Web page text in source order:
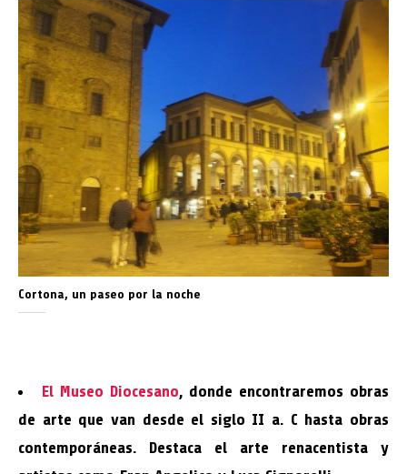
Cortona, un paseo por la noche
El Museo Diocesano, donde encontraremos obras
de arte que van desde el siglo II a. C hasta obras
contemporáneas. Destaca el arte renacentista y